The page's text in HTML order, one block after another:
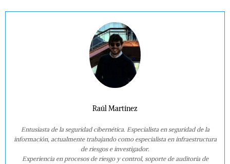
Raúl Martínez
Entusiasta de la seguridad cibernética. Especialista en seguridad de la
información, actualmente trabajando como especialista en infraestructura
de riesgos e investigador.
Experiencia en procesos de riesgo y control, soporte de auditoría de